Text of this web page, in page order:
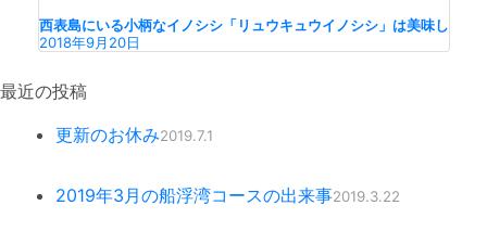
西表島にいる小柄なイノシシ「リュウキュウイノシシ」は美味し
2018年9月20日
最近の投稿
更新のお休み2019.7.1
2019年3月の船浮湾コースの出来事2019.3.22